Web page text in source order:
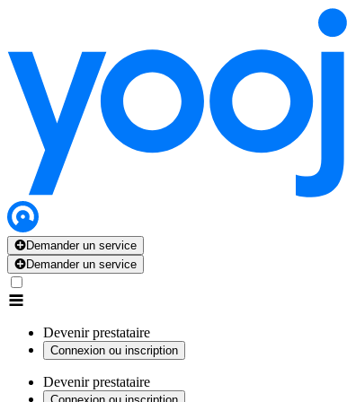
Demander un service
Demander un service
Devenir prestataire
Connexion ou inscription
Devenir prestataire